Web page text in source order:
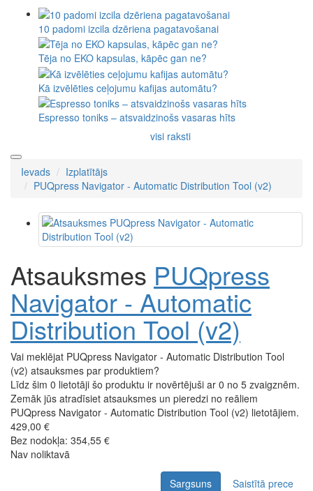
10 padomi izcila dzēriena pagatavošanai
Tēja no EKO kapsulas, kāpēc gan ne?
Kā izvēlēties ceļojumu kafijas automātu?
Espresso toniks – atsvaidzinošs vasaras hīts
visi raksti
Ievads
Izplatītājs
PUQpress Navigator - Automatic Distribution Tool (v2)
Atsauksmes PUQpress
Navigator - Automatic
Distribution Tool (v2)
Vai meklējat PUQpress Navigator - Automatic Distribution Tool
(v2) atsauksmes par produktiem?
Līdz šim 0 lietotāji šo produktu ir novērtējuši ar 0 no 5 zvaigznēm.
Zemāk jūs atradīsiet atsauksmes un pieredzi no reāliem
PUQpress Navigator - Automatic Distribution Tool (v2) lietotājiem.
429,00 €
Bez nodokļa: 354,55 €
Nav noliktavā
Sargsuns Saistītā prece